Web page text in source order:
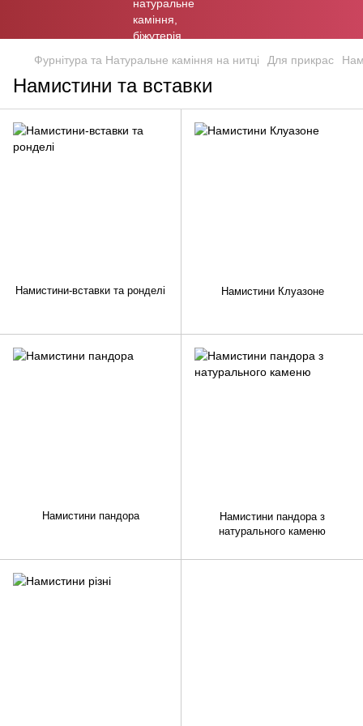
Фурнітура та Натуральне каміння на нитці Для прикрас
Намистини та вставки
Намистини-вставки та ронделі Намистини Клуазоне
Намистини пандора
Намистини пандора з
натурального каменю